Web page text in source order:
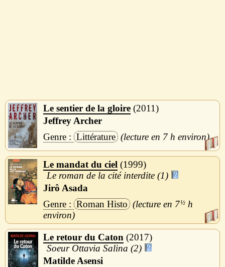
Le sentier de la gloire 2011
Jeffrey Archer
Littérature
7 h
Le mandat du ciel
1999
Le roman de la cité interdite (1)
Jirô Asada
Roman Histo
7½ h
Le retour du Caton
2017
Soeur Ottavia Salina (2)
Matilde Asensi